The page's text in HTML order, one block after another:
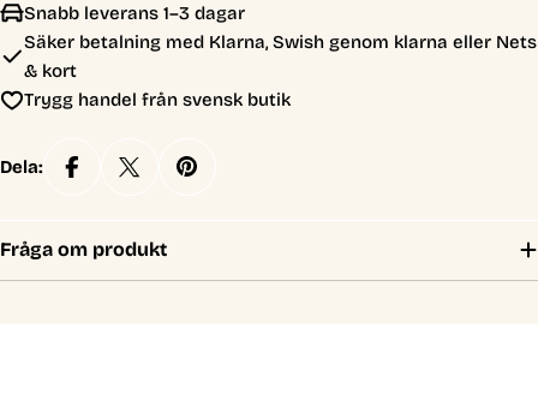
Snabb leverans 1–3 dagar
Säker betalning med Klarna, Swish genom klarna eller Nets
& kort
Trygg handel från svensk butik
Dela:
Fråga om produkt